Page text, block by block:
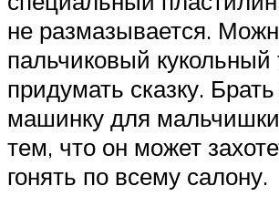
не размазывается.
пальчиковый кукольный
придумать сказку.
машинку для
тем, что он может
гонять по всему салону.